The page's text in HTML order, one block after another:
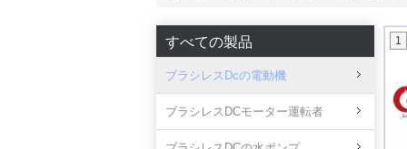
すべての製品
ブラシレスDcの電動機
ブラシレスDCモーター運転者
1